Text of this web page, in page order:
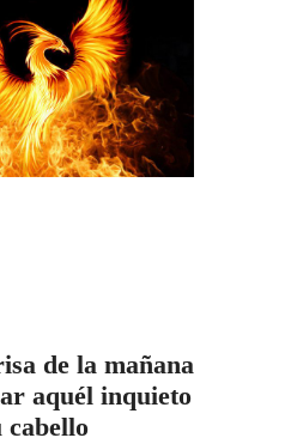
de la mañana
aquél inquieto
cabello